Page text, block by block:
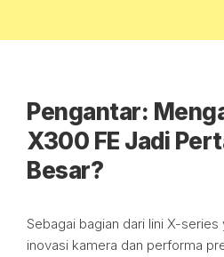
Pengantar:
X300 FE Jadi
Besar?
Sebagai bagian dari lini X-
inovasi kamera dan performa